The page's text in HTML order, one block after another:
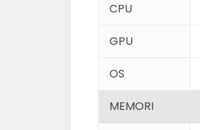
CPU
GPU
OS
MEMORI